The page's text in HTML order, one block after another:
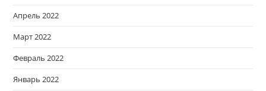
Апрель 2022
Март 2022
Февраль 2022
Январь 2022